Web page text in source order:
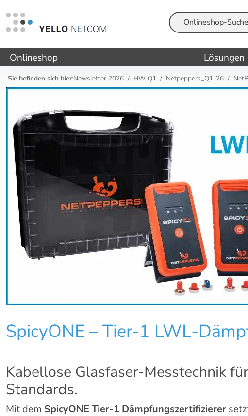
Suche
Onlineshop Lösungen
Sie befinden sich hier:Newsletter 2026 HW Q1 Netpeppers_Q1-26
SpicyONE – Tier-1 LWL-
Kabellose Glasfaser-Messtechnik
Standards.
Mit dem SpicyONE Tier-1 Dämpfungszertifizierer